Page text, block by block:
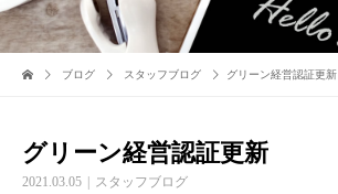
ブログ スタッフブログ グリーン経営認証更新
グリーン経営認証更新
2021.03.05 スタッフブログ